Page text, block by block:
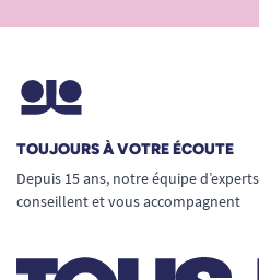
TOUJOURS À VOTRE ÉCOUTE
Depuis 15 ans, notre équipe
conseillent et vous accompagnent